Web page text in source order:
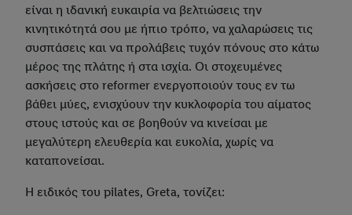
είναι η ιδανική ευκαιρία να βελτιώσεις την
κινητικότητά σου με ήπιο τρόπο, να χαλαρώσεις τις
συσπάσεις και να προλάβεις τυχόν πόνους στο κάτω
μέρος της πλάτης ή στα ισχία. Οι στοχευμένες
ασκήσεις στο reformer ενεργοποιούν τους εν τω
βάθει μύες, ενισχύουν την κυκλοφορία του αίματος
στους ιστούς και σε βοηθούν να κινείσαι με
μεγαλύτερη ελευθερία και ευκολία, χωρίς να
καταπονείσαι.
Η ειδικός του pilates, Greta, τονίζει: